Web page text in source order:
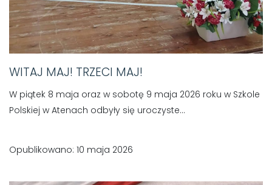
WITAJ MAJ! TRZECI MAJ!
W piątek 8 maja oraz w sobotę 9 maja 2026 roku w Szkole
Polskiej w Atenach odbyły się uroczyste...
Opublikowano: 10 maja 2026